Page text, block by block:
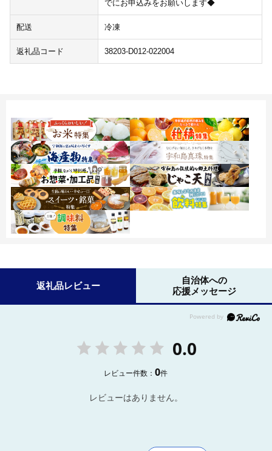
でにお申込みをお願いします◆
配送 冷凍
返礼品コード 38203-D012-022004
返礼品レビュー
自治体への
応援メッセージ
0.0
レビュー件数：0件
レビューはありません。